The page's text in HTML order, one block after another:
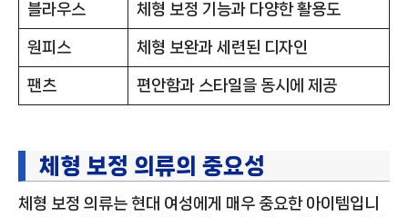
블라우스 체형 보정 기능과 다양한 활용도
원피스 체형 보완과 세련된 디자인
팬츠 편안함과 스타일을 동시에 제공
체형 보정 의류의 중요성
체형 보정 의류는 현대 여성에게 매우 중요한 아이템입니